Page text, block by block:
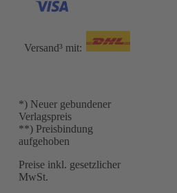
Versand³ mit:
*) Neuer gebundener
Verlagspreis
**) Preisbindung
aufgehoben
Preise inkl. gesetzlicher
MwSt.